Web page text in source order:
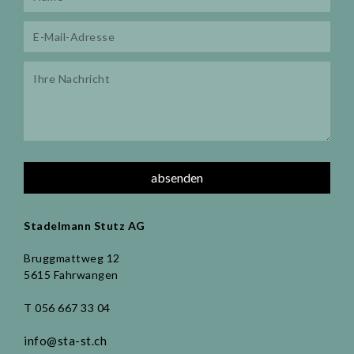
Stadelmann Stutz AG
Bruggmattweg 12
5615 Fahrwangen
T 056 667 33 04
info@sta-st.ch